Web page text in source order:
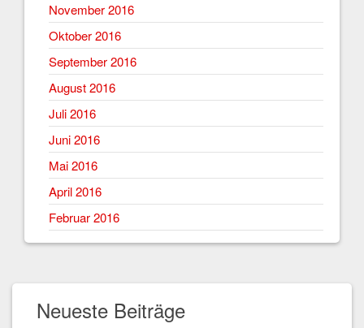
November 2016
Oktober 2016
September 2016
August 2016
Juli 2016
Juni 2016
Mai 2016
April 2016
Februar 2016
Neueste Beiträge